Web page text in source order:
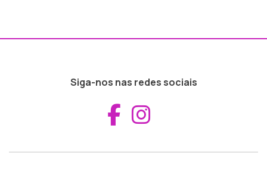
Siga-nos nas redes sociais
Aceder ao